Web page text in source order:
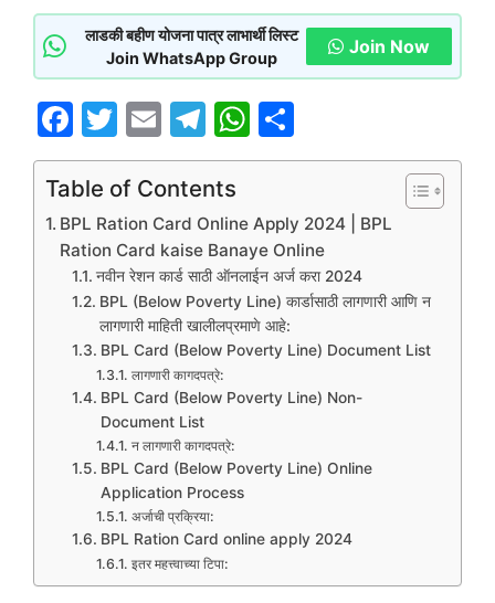
लाडकी बहीण योजना पात्र लाभार्थी लिस्ट
Join WhatsApp Group
Join Now
F
a
c
e
b
o
k
T
w
itt
er
E
m
ai
l
T
el
e
gr
a
m
W
h
s
A
p
p
h
e
Table of Contents
BPL Ration Card Online Apply 2024 | BPL
Ration Card kaise Banaye Online
नवीन रेशन कार्ड साठी ऑनलाईन अर्ज करा 2024
BPL (Below Poverty Line) कार्डासाठी लागणारी आणि न
लागणारी माहिती खालीलप्रमाणे आहे:
BPL Card (Below Poverty Line) Document List
लागणारी कागदपत्रे:
BPL Card (Below Poverty Line) Non-
Document List
न लागणारी कागदपत्रे:
BPL Card (Below Poverty Line) Online
Application Process
अर्जाची प्रक्रिया:
BPL Ration Card online apply 2024
इतर महत्त्वाच्या टिपा: